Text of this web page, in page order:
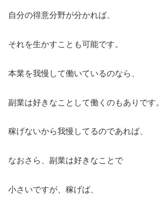
自分の得意分野が分かれば、
それを生かすことも可能です。
本業を我慢して働いているのなら、
副業は好きなことして働くのもありです。
稼げないから我慢してるのであれば、
なおさら、副業は好きなことで
小さいですが、稼げば、